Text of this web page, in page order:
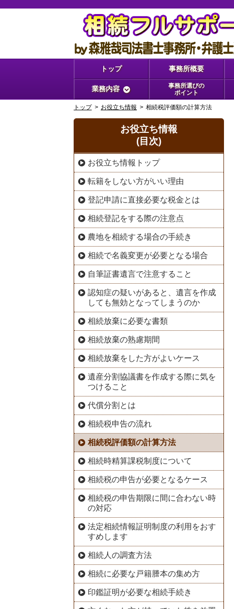
トップ 事務所概要
業務内容
事務所選びの
ポイント
トップ お役立ち情報 相続税評価額の計算方法
お役立ち情報
(目次)
お役立ち情報トップ
転籍をしない方がいい理由
登記申請に直接必要な税金とは
相続登記をする際の注意点
農地を相続する場合の手続き
相続で名義変更が必要となる場合
自筆証書遺言で注意すること
認知症の疑いがあると、遺言を作成
しても無効となってしまうのか
相続放棄に必要な書類
相続放棄の熟慮期間
相続放棄をした方がよいケース
遺産分割協議書を作成する際に気を
つけること
代償分割とは
相続税申告の流れ
相続税評価額の計算方法
相続時精算課税制度について
相続税の申告が必要となるケース
相続税の申告期限に間に合わない時
の対応
法定相続情報証明制度の利用をおす
すめします
相続人の調査方法
相続に必要な戸籍謄本の集め方
印鑑証明が必要な相続手続き